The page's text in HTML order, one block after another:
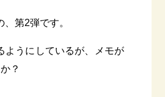
第2弾です。
ようにしているが、メモが
？